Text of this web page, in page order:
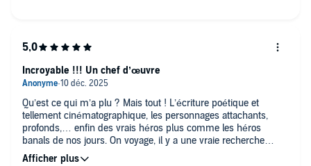
Qu’est ce qui m’a plu ? Mais tout ! L’écriture poétique et
tellement cinématographique, les personnages attachants,
profonds,… enfin des vrais héros plus comme les héros
banals de nos jours. On voyage, il y a une vraie recherche
historique. C’est une pépite j’ai hâte d’écouter le 3e tome.
Incroyable !!! Un chef d’œuvre